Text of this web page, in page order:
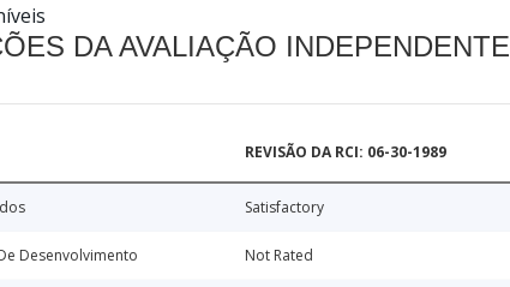
DA AVALIAÇÃO INDEPENDENTE
REVISÃO DA RCI: 06-30-1989
Satisfactory
Desenvolvimento Not Rated